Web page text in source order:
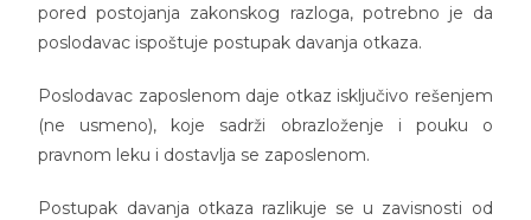
pored postojanja zakonskog razloga, potrebno je da
poslodavac ispoštuje postupak davanja otkaza.
Poslodavac zaposlenom daje otkaz isključivo rešenjem
(ne usmeno), koje sadrži obrazloženje i pouku o
pravnom leku i dostavlja se zaposlenom.
Postupak davanja otkaza razlikuje se u zavisnosti od